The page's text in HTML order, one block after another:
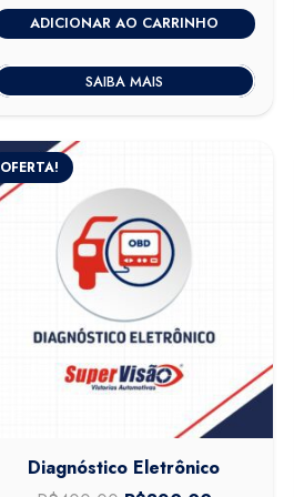
preço
original
era:
preço
atual
é:
R$320,00.
ADICIONAR AO CARRINHO
SAIBA MAIS
OFERTA!
Diagnóstico Eletrônico